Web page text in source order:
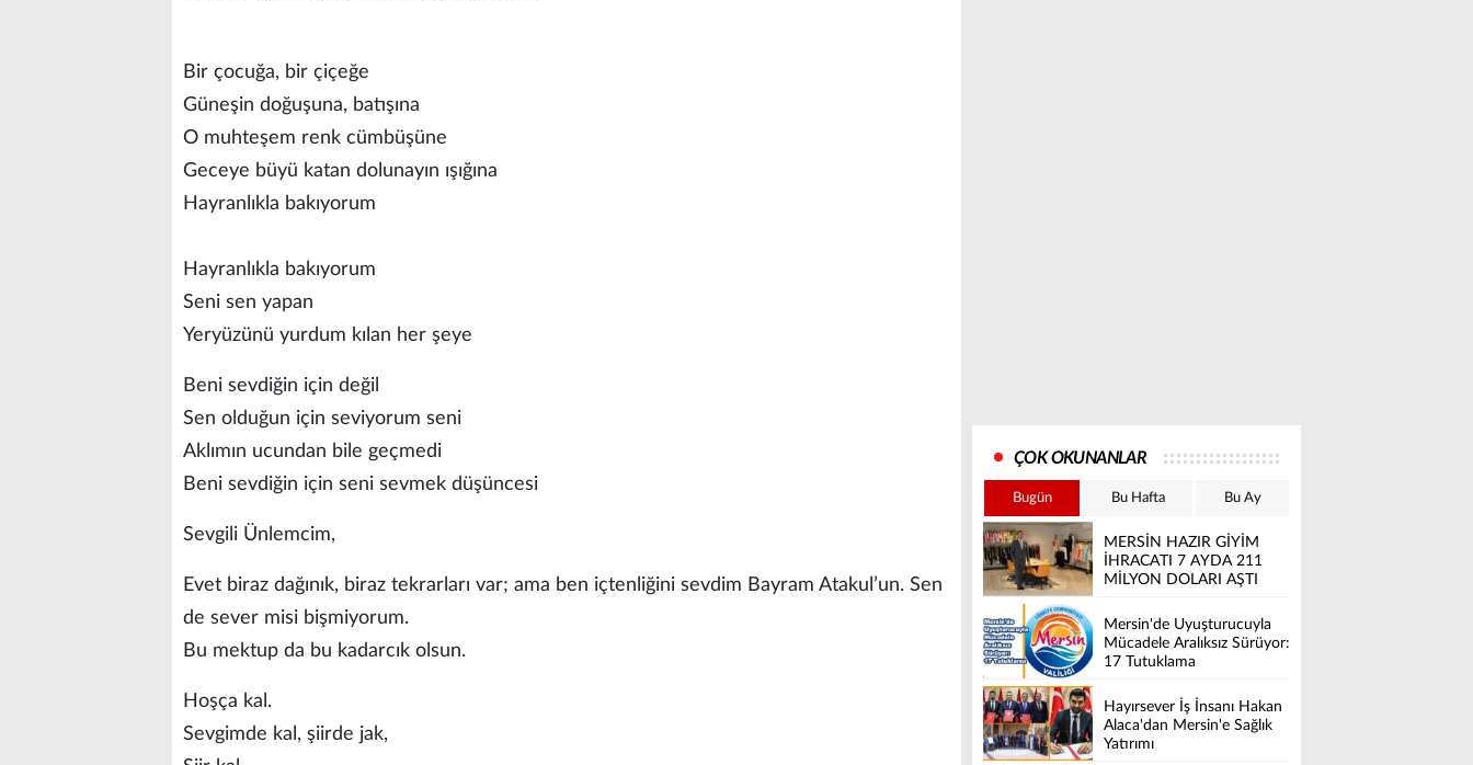
Bir çocuğa, bir çiçeğe
Güneşin doğuşuna, batışına
O muhteşem renk cümbüşüne
Geceye büyü katan dolunayın ışığına
Hayranlıkla bakıyorum
Hayranlıkla bakıyorum
Seni sen yapan
Yeryüzünü yurdum kılan her şeye
Beni sevdiğin için değil
Sen olduğun için seviyorum seni
Aklımın ucundan bile geçmedi
Beni sevdiğin için seni sevmek düşüncesi
Sevgili Ünlemcim,
Evet biraz dağınık, biraz tekrarları var; ama ben içtenliğini sevdim Bayram Atakul’un. Sen
de sever misi bişmiyorum.
Bu mektup da bu kadarcık olsun.
Hoşça kal.
Sevgimde kal, şiirde jak,
ÇOK OKUNANLAR
Bugün Bu Hafta Bu Ay
MERSİN HAZIR GİYİM
İHRACATI 7 AYDA 211
MİLYON DOLARI AŞTI
Mersin'de Uyuşturucuyla
Mücadele Aralıksız Sürüyor:
17 Tutuklama
Hayırsever İş İnsanı Hakan
Alaca'dan Mersin'e Sağlık
Yatırımı